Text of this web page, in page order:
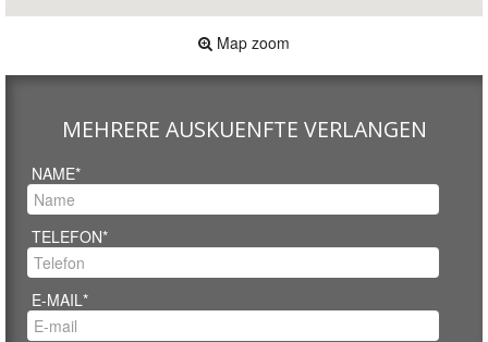
Map zoom
MEHRERE AUSKUENFTE VERLANGEN
NAME*
TELEFON*
E-MAIL*